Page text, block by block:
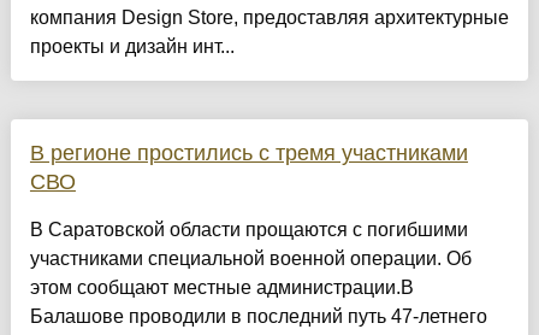
компания Design Store, предоставляя архитектурные
проекты и дизайн инт...
В регионе простились с тремя участниками
СВО
В Саратовской области прощаются с погибшими
участниками специальной военной операции. Об
этом сообщают местные администрации.В
Балашове проводили в последний путь 47-летнего